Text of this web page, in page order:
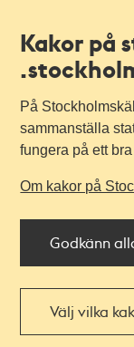
Kakor på
På
sammanställa
fungera på ett
Om kakor på
Godkänn
Välj vilka